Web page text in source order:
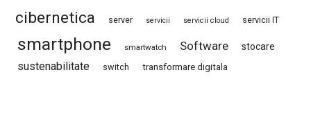
cibernetica
server servicii servicii cloud servicii IT
smartphone smartwatch Software stocare
sustenabilitate switch transformare digitala